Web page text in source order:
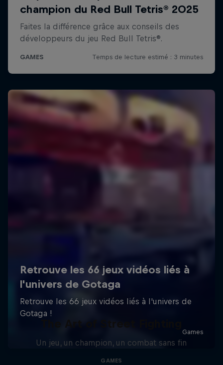
The Art of Street Fighting
Un jeu, un champion, un combat sans fin
GAMES